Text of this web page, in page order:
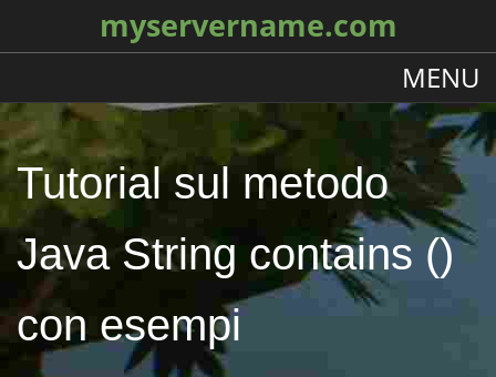
myservername.com
MENU
Tutorial sul metodo
Java String contains ()
con esempi